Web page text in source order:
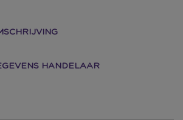
HANDELAAR